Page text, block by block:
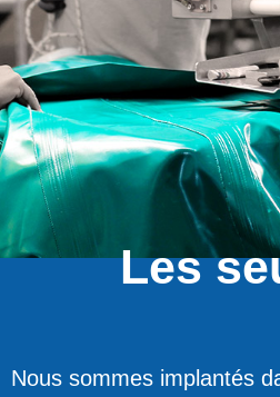
Les
Nous sommes implantés